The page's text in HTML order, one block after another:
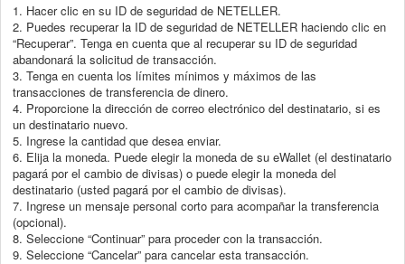
1. Hacer clic en su ID de seguridad de NETELLER.
2. Puedes recuperar la ID de seguridad de NETELLER haciendo clic en
“Recuperar”. Tenga en cuenta que al recuperar su ID de seguridad
abandonará la solicitud de transacción.
3. Tenga en cuenta los límites mínimos y máximos de las
transacciones de transferencia de dinero.
4. Proporcione la dirección de correo electrónico del destinatario, si es
un destinatario nuevo.
5. Ingrese la cantidad que desea enviar.
6. Elija la moneda. Puede elegir la moneda de su eWallet (el destinatario
pagará por el cambio de divisas) o puede elegir la moneda del
destinatario (usted pagará por el cambio de divisas).
7. Ingrese un mensaje personal corto para acompañar la transferencia
(opcional).
8. Seleccione “Continuar” para proceder con la transacción.
9. Seleccione “Cancelar” para cancelar esta transacción.